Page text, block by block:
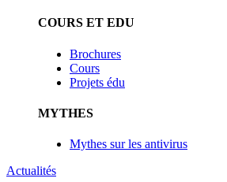
COURS ET EDU
Brochures
Cours
Projets édu
MYTHES
Mythes sur les antivirus
Actualités